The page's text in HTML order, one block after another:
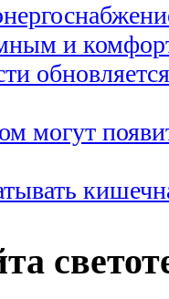
и
могут